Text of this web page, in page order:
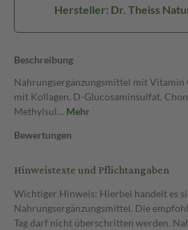
Hersteller: Dr. Theiss
Beschreibung
Nahrungsergänzungsmittel mit Vitamin
mit Kollagen, D-Glucosaminsulfat,
Methylsul… Mehr
Bewertungen
Hinweistexte und Pflichtangaben
Wichtiger Hinweis: Hierbei handelt es
Nahrungsergänzungsmittel. Die
Tag darf nicht überschritten werden.